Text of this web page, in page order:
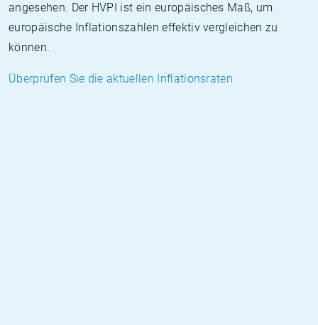
angesehen. Der HVPI ist ein europäisches Maß, um
europäische Inflationszahlen effektiv vergleichen zu
können.
Überprüfen Sie die aktuellen Inflationsraten